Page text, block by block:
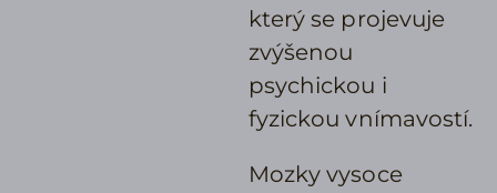
který se projevuje
zvýšenou
psychickou i
fyzickou vnímavostí.
Mozky vysoce